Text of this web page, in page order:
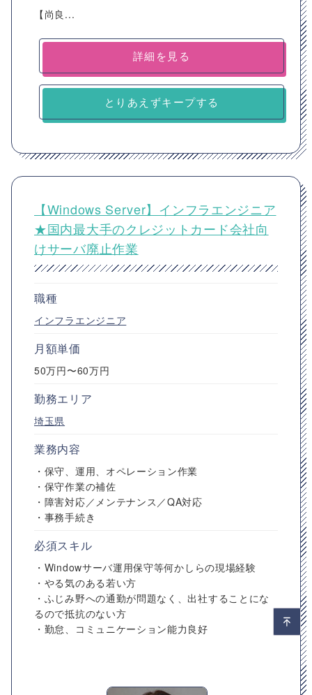
【尚良...
詳細を見る
とりあえずキープする
【Windows Server】インフラエンジニア
★国内最大手のクレジットカード会社向
けサーバ廃止作業
職種
インフラエンジニア
月額単価
50万円〜60万円
勤務エリア
埼玉県
業務内容
・保守、運用、オペレーション作業
・保守作業の補佐
・障害対応／メンテナンス／QA対応
・事務手続き
必須スキル
・Windowサーバ運用保守等何かしらの現場経験
・やる気のある若い方
・ふじみ野への通勤が問題なく、出社することにな
るので抵抗のない方
・勤怠、コミュニケーション能力良好